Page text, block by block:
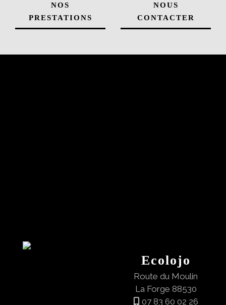
NOS
PRESTATIONS
NOUS
CONTACTER
Ecolojo
Route du Moulin
La Forge 88530
07 83 60 02 26